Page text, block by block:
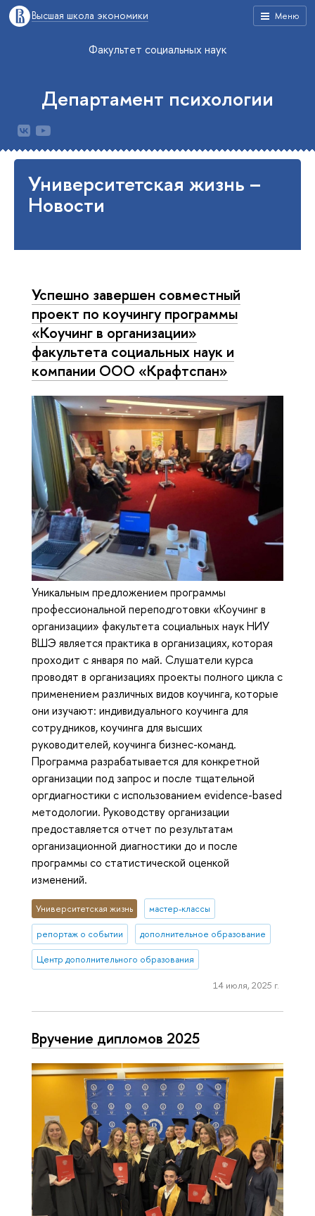
Меню
Высшая школа экономики
Факультет социальных наук
Департамент психологии
Университетская жизнь –
Новости
Успешно завершен совместный
проект по коучингу программы
«Коучинг в организации»
факультета социальных наук и
компании ООО «Крафтспан»
Уникальным предложением программы
профессиональной переподготовки «Коучинг в
организации» факультета социальных наук НИУ
ВШЭ является практика в организациях, которая
проходит с января по май. Слушатели курса
проводят в организациях проекты полного цикла с
применением различных видов коучинга, которые
они изучают: индивидуального коучинга для
сотрудников, коучинга для высших
руководителей, коучинга бизнес-команд.
Программа разрабатывается для конкретной
организации под запрос и после тщательной
оргдиагностики с использованием evidence-based
методологии. Руководству организации
предоставляется отчет по результатам
организационной диагностики до и после
программы со статистической оценкой
изменений.
Университетская жизнь мастер-классы
репортаж о событии дополнительное образование
Центр дополнительного образования
14 июля, 2025 г.
Вручение дипломов 2025